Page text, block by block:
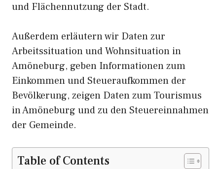
und Flächennutzung der Stadt.
Außerdem erläutern wir Daten zur
Arbeitssituation und Wohnsituation in
Amöneburg, geben Informationen zum
Einkommen und Steueraufkommen der
Bevölkerung, zeigen Daten zum Tourismus
in Amöneburg und zu den Steuereinnahmen
der Gemeinde.
Table of Contents